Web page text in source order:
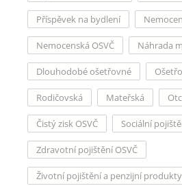
Příspěvek na bydlení
Nemocenská OSVČ Náhrada
Dlouhodobé ošetřovné
Rodičovská Mateřská
Čistý zisk OSVČ Sociální
Zdravotní pojištění OSVČ
Životní pojištění a penzijní produkty